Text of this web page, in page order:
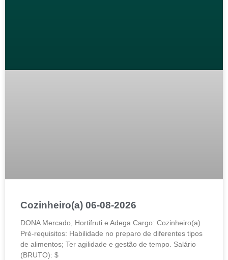
Cozinheiro(a) 06-08-2026
DONA Mercado, Hortifruti e Adega Cargo: Cozinheiro(a)
Pré-requisitos: Habilidade no preparo de diferentes tipos
de alimentos; Ter agilidade e gestão de tempo. Salário
(BRUTO): $